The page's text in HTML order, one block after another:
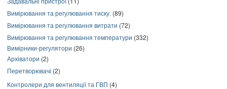
Вимірювання та регулювання тиску. (89)
Вимірювання та регулювання витрати (72)
Вимірювання та регулювання температури (332)
Вимірники-регулятори (26)
Архіватори (2)
Перетворювачі (2)
Контролери для вентиляції та ГВП (4)